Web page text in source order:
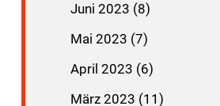
Juni 2023 (8)
Mai 2023 (7)
April 2023 (6)
März 2023 (11)